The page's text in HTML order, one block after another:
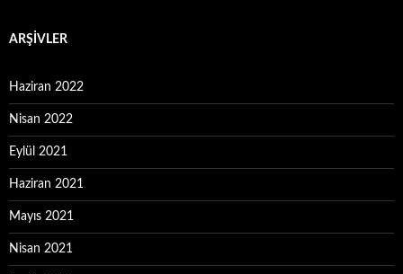
ARŞIVLER
Haziran 2022
Nisan 2022
Eylül 2021
Haziran 2021
Mayıs 2021
Nisan 2021